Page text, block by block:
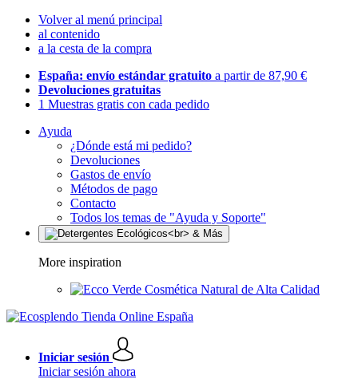
Volver al menú principal
al contenido
a la cesta de la compra
España: envío estándar gratuito a partir de 87,90 €
Devoluciones gratuitas
1 Muestras gratis con cada pedido
Ayuda
¿Dónde está mi pedido?
Devoluciones
Gastos de envío
Métodos de pago
Contacto
Todos los temas de "Ayuda y Soporte"
More inspiration
Cosmética Natural de Alta Calidad
Iniciar sesión
Iniciar sesión ahora